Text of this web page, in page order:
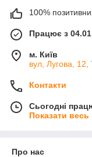
100%
Працює з
м. Київ
вул, Лугова,
Контакти
Сьогодні
Показати весь
Про нас